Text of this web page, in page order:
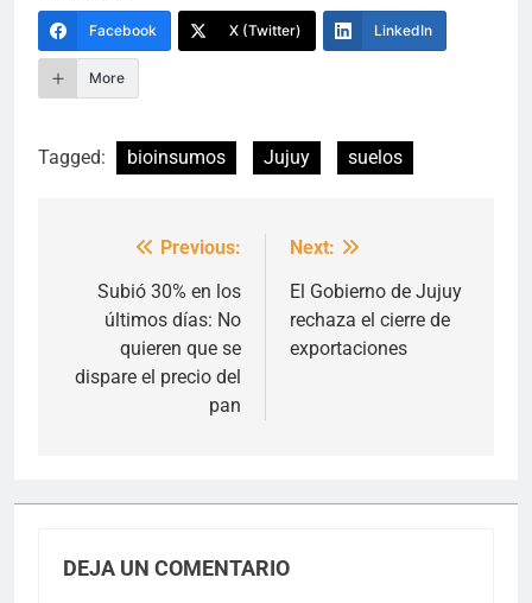
Facebook X (Twitter) LinkedIn
More
Tagged: bioinsumos Jujuy suelos
Navegación
entradas
Previous:
Subió 30% en los
últimos días: No
quieren que se
dispare el precio del
pan
Next:
El Gobierno de Jujuy
rechaza el cierre de
exportaciones
DEJA UN COMENTARIO